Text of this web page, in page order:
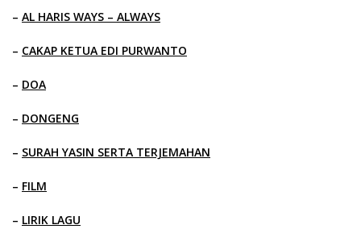
– AL HARIS WAYS – ALWAYS
– CAKAP KETUA EDI PURWANTO
– DOA
– DONGENG
– SURAH YASIN SERTA TERJEMAHAN
– FILM
– LIRIK LAGU